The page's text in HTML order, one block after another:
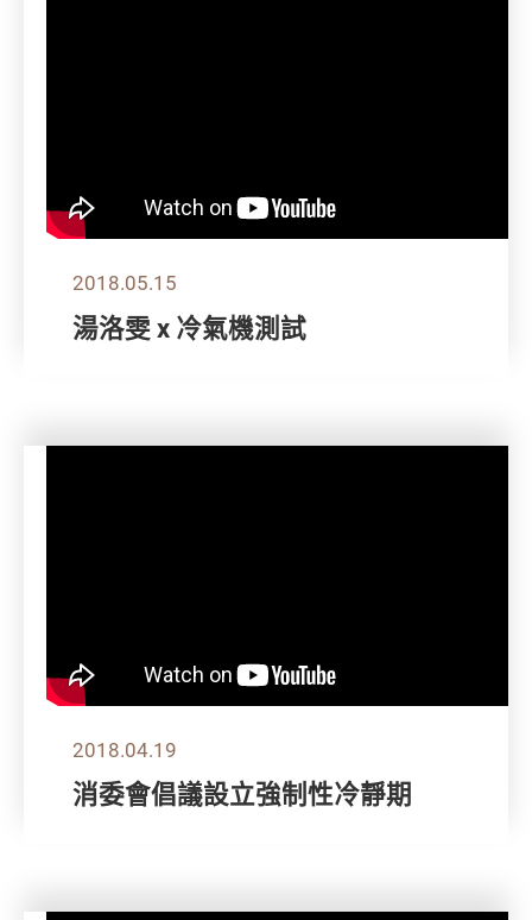
2018.05.15
湯洛雯 x 冷氣機測試
2018.04.19
消委會倡議設立強制性冷靜期